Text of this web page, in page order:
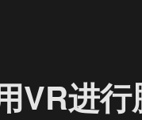
VR进